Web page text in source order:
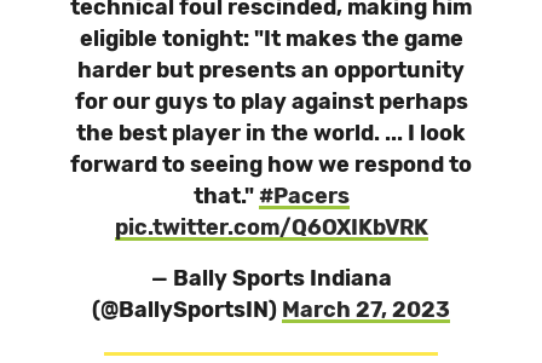
technical foul rescinded, making him
eligible tonight: "It makes the game
harder but presents an opportunity
for our guys to play against perhaps
the best player in the world. ... I look
forward to seeing how we respond to
that."#Pacers
pic.twitter.com/Q6OXIKbVRK
— Bally Sports Indiana
(@BallySportsIN) March 27, 2023